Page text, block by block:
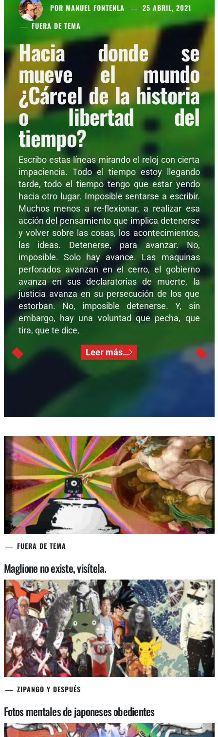
POR MANUEL FONTENLA
25 ABRIL, 2021
FUERA DE TEMA
Hacia donde se
mueve el mundo
¿Cárcel de la historia
o libertad del
tiempo?
Escribo estas líneas mirando el reloj con cierta
impaciencia. Todo el tiempo estoy llegando
tarde, todo el tiempo tengo que estar yendo
hacia otro lugar. Imposible sentarse a escribir.
Muchos menos a re-flexionar, a realizar esa
acción del pensamiento que implica detenerse
y volver sobre las cosas, los acontecimientos,
las ideas. Detenerse, para avanzar. No,
imposible. Solo hay avance. Las maquinas
perforados avanzan en el cerro, el gobierno
avanza en sus declaratorias de muerte, la
justicia avanza en su persecución de los que
estorban. No, imposible detenerse. Y, sin
embargo, hay una voluntad que pecha, que
tira, que te dice,
Leer más…
FUERA DE TEMA
Maglione no existe, visítela.
ZIPANGO Y DESPUÉS
Fotos mentales de japoneses obedientes